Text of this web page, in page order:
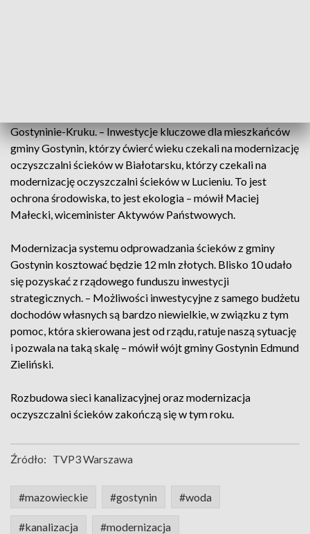
Gostyninie-Kruku. – Inwestycje kluczowe dla mieszkańców
gminy Gostynin, którzy ćwierć wieku czekali na modernizację
oczyszczalni ścieków w Białotarsku, którzy czekali na
modernizację oczyszczalni ścieków w Lucieniu. To jest
ochrona środowiska, to jest ekologia – mówił Maciej
Małecki, wiceminister Aktywów Państwowych.
Modernizacja systemu odprowadzania ścieków z gminy
Gostynin kosztować będzie 12 mln złotych. Blisko 10 udało
się pozyskać z rządowego funduszu inwestycji
strategicznych. – Możliwości inwestycyjne z samego budżetu
dochodów własnych są bardzo niewielkie, w związku z tym
pomoc, która skierowana jest od rządu, ratuje naszą sytuację
i pozwala na taką skalę – mówił wójt gminy Gostynin Edmund
Zieliński.
Rozbudowa sieci kanalizacyjnej oraz modernizacja
oczyszczalni ścieków zakończą się w tym roku.
Źródło: TVP3 Warszawa
#mazowieckie #gostynin #woda
#kanalizacja #modernizacja